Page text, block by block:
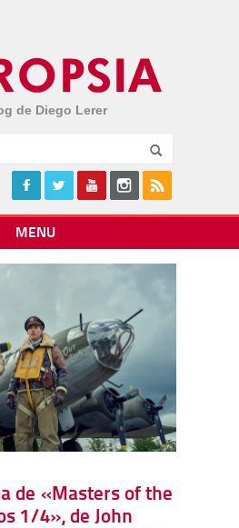
de Diego Lerer
MENU
de «Masters of the
1/4», de John